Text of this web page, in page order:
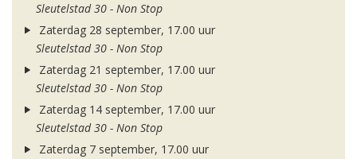
Sleutelstad 30 - Non Stop
Zaterdag 28 september, 17.00 uur
Sleutelstad 30 - Non Stop
Zaterdag 21 september, 17.00 uur
Sleutelstad 30 - Non Stop
Zaterdag 14 september, 17.00 uur
Sleutelstad 30 - Non Stop
Zaterdag 7 september, 17.00 uur